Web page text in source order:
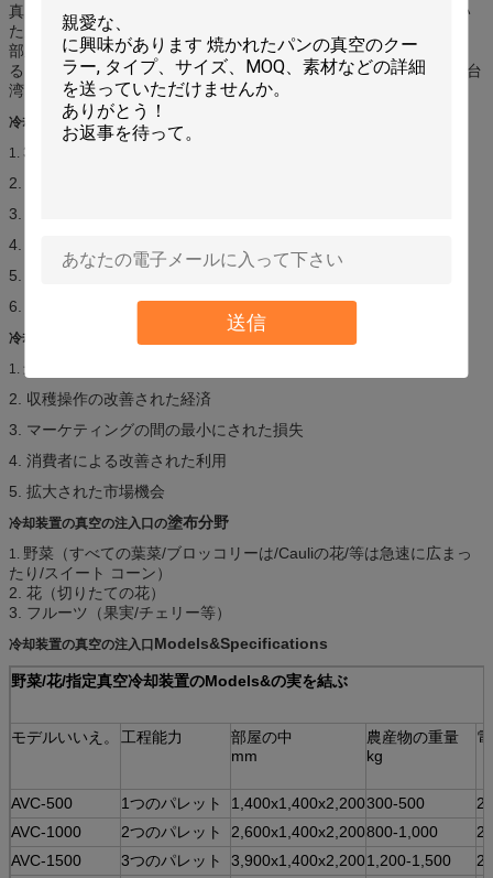
送信
真空槽の中の蒸化器（水キャッチャー）は水蒸気を凝縮させ、乾い
た空気だけポンプの方の真空槽を去ることを保障する。
部屋の外で、冷たい媒体（R 404a）は冷房装置によって冷却され
る。この熱交換プロセスのために必要とされる圧縮機はHanbell （台
湾）によって（ドイツ）またはによって供給される。
冷却装置の真空の注入口の
1. 30分の0-5度にプロダクトを冷却しなさい
2. 均一冷却様式。（丁度中心および表面の範囲同じ温度）
3. 1.5-3%の非常に干潮損失率。
4. 表面のdemageを野菜の治し、彼らの悪化を停止しなさい。
5. 高性能のためにEnergeの費用節約。
6. 決して凍結する高級で美味しい野菜。
冷却装置の真空の注入口の
1. 最小にされた生産量低減
2. 収穫操作の改善された経済
3. マーケティングの間の最小にされた損失
4. 消費者による改善された利用
5. 拡大された市場機会
冷却装置の真空の注入口の塗布分野
1. 野菜（すべての葉菜/ブロッコリーは/Cauliの花/等は急速に広まっ
たり/スイート コーン）
2. 花（切りたての花）
3. フルーツ（果実/チェリー等）
冷却装置の真空の注入口Models&Specifications
野菜/花/指定真空冷却装置のModels&の実を結ぶ
モデルいいえ。 工程能力
部屋の中
mm
農産物の重量
kg
AVC-500 1つのパレット 1,400x1,400x2,200300-500
AVC-1000
2つのパレット 2,600x1,400x2,200800-1,000
AVC-1500
3つのパレット 3,900x1,400x2,2001,200-1,500